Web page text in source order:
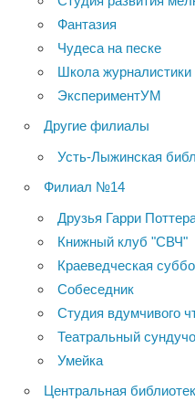
Фантазия
Чудеса на песке
Школа
ЭкспериментУМ
Другие филиалы
Усть-Лыжинская
Филиал №14
Друзья Гарри
Книжный клуб "СВЧ"
Краеведческая
Собеседник
Студия вдумчивого
Театральный
Умейка
Центральная